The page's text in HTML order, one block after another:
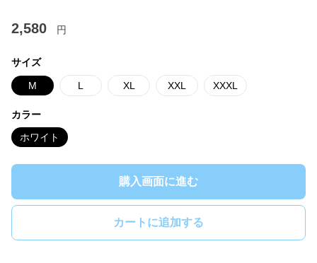
2,580 円
サイズ
M L XL XXL XXXL
カラー
ホワイト
購入画面に進む
カートに追加する